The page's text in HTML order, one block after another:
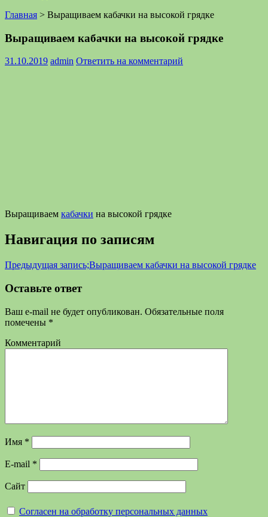
Главная > Выращиваем кабачки на высокой грядке
Выращиваем кабачки на высокой грядке
31.10.2019 admin Ответить на комментарий
Выращиваем кабачки на высокой грядке
Навигация по записям
Предыдущая запись;Выращиваем кабачки на высокой грядке
Оставьте ответ
Ваш e-mail не будет опубликован. Обязательные поля
помечены *
Комментарий
Имя *
E-mail *
Сайт
Согласен на обработку персональных данных